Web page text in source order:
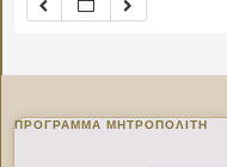
ΠΡΌΓΡΑΜΜΑ ΜΗΤΡΟΠΟΛΊΤΗ